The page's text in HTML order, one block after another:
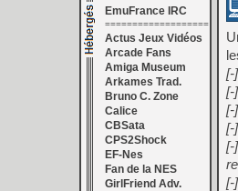
EmuFrance IRC
===================
Actus Jeux Vidéos
Arcade Fans
Amiga Museum
Arkames Trad.
Bruno C. Zone
Calice
CBSata
CPS2Shock
EF-Nes
Fan de la NES
GirlFriend Adv.
[-
[-
[-
[-
[-
[-